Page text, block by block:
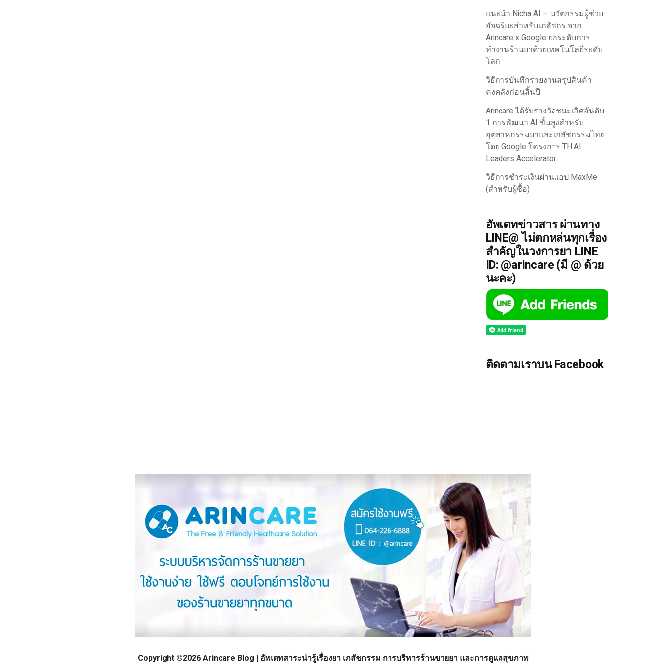
แนะนำ Nicha AI – นวัตกรรมผู้ช่วย
อัจฉริยะสำหรับเภสัชกร จาก
Arincare x Google ยกระดับการ
ทำงานร้านยาด้วยเทคโนโลยีระดับ
โลก
วิธีการบันทึกรายงานสรุปสินค้า
คงคลังก่อนสิ้นปี
Arincare ได้รับรางวัลชนะเลิศอันดับ
1 การพัฒนา AI ขั้นสูงสำหรับ
อุตสาหกรรมยาและเภสัชกรรมไทย
โดย Google โครงการ TH.AI
Leaders Accelerator
วิธีการชำระเงินผ่านแอป MaxMe
(สำหรับผู้ซื้อ)
อัพเดทข่าวสาร ผ่านทาง
LINE@ ไม่ตกหล่นทุกเรื่อง
สำคัญในวงการยา LINE
ID: @arincare (มี @ ด้วย
นะคะ)
ติดตามเราบน Facebook
Copyright ©2026 Arincare Blog | อัพเดทสาระน่ารู้เรื่องยา เภสัชกรรม การบริหารร้านขายยา และการดูแลสุขภาพ